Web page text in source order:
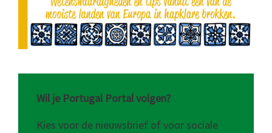
Wil je Portugal Portal volgen?
Kies voor de nieuwsbrief of voor sociale